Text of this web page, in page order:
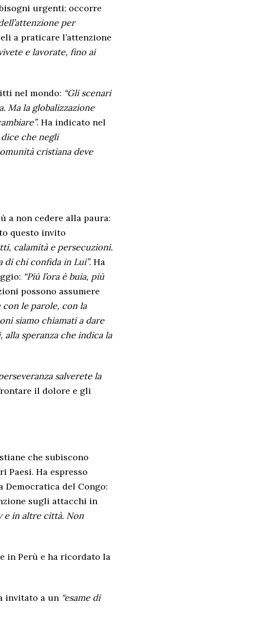
urgenti; occorre
per
a praticare l’attenzione
e lavorate, fino ai
nel mondo: “Gli scenari
Ma la globalizzazione
. Ha indicato nel
dice che negli
cristiana deve
a non cedere alla paura:
questo invito
calamità e persecuzioni.
di chi confida in Lui”. Ha
“Più l’ora è buia, più
possono assumere
con le parole, con la
siamo chiamati a dare
speranza che indica la
salverete la
il dolore e gli
che subiscono
Paesi. Ha espresso
del Congo:
sugli attacchi in
e in altre città. Non
in Perù e ha ricordato la
invitato a un “esame di